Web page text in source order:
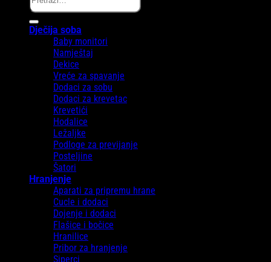
Dječija soba
Baby monitori
Namještaj
Dekice
Vreće za spavanje
Dodaci za sobu
Dodaci za krevetac
Krevetići
Hodalice
Ležaljke
Podloge za previjanje
Posteljine
Šatori
Hranjenje
Aparati za pripremu hrane
Cucle i dodaci
Dojenje i dodaci
Flašice i bočice
Hranilice
Pribor za hranjenje
Siperci